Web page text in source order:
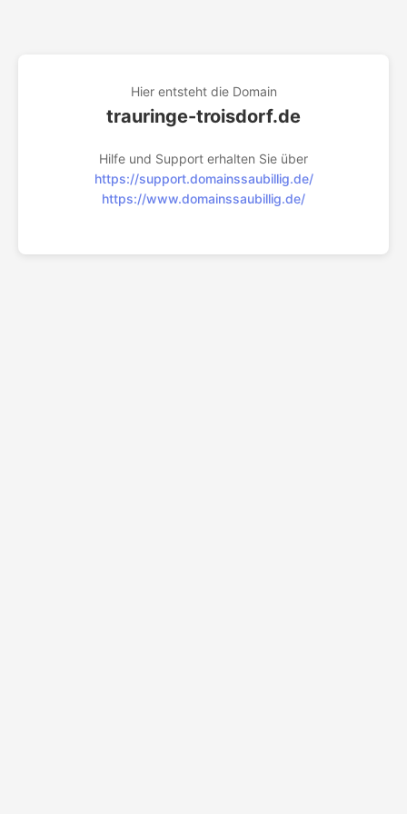
Hier entsteht die Domain
trauringe-troisdorf.de
Hilfe und Support erhalten Sie über
https://support.domainssaubillig.de/
https://www.domainssaubillig.de/